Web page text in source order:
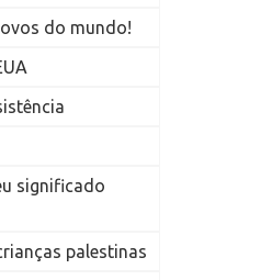
do mundo!
significado
palestinas